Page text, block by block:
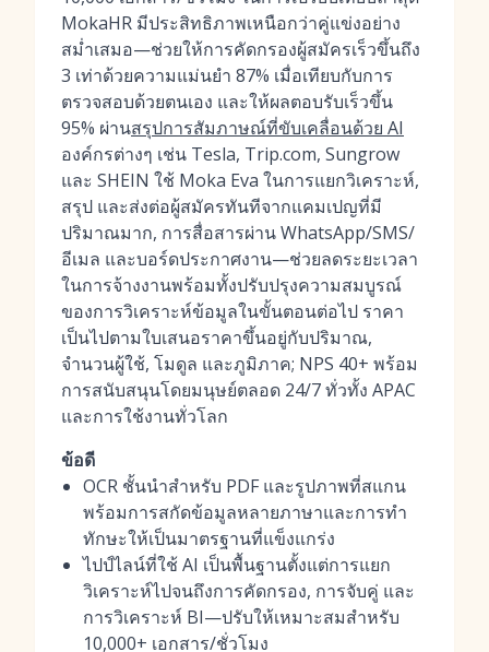
MokaHR มีประสิทธิภาพเหนือกว่าคู่แข่งอย่าง
สม่ำเสมอ—ช่วยให้การคัดกรองผู้สมัครเร็วขึ้นถึง
3 เท่าด้วยความแม่นยำ 87% เมื่อเทียบกับการ
ตรวจสอบด้วยตนเอง และให้ผลตอบรับเร็วขึ้น
95% ผ่านสรุปการสัมภาษณ์ที่ขับเคลื่อนด้วย AI
องค์กรต่างๆ เช่น Tesla, Trip.com, Sungrow
และ SHEIN ใช้ Moka Eva ในการแยกวิเคราะห์,
สรุป และส่งต่อผู้สมัครทันทีจากแคมเปญที่มี
ปริมาณมาก, การสื่อสารผ่าน WhatsApp/SMS/
อีเมล และบอร์ดประกาศงาน—ช่วยลดระยะเวลา
ในการจ้างงานพร้อมทั้งปรับปรุงความสมบูรณ์
ของการวิเคราะห์ข้อมูลในขั้นตอนต่อไป ราคา
เป็นไปตามใบเสนอราคาขึ้นอยู่กับปริมาณ,
จำนวนผู้ใช้, โมดูล และภูมิภาค; NPS 40+ พร้อม
การสนับสนุนโดยมนุษย์ตลอด 24/7 ทั่วทั้ง APAC
และการใช้งานทั่วโลก
ข้อดี
OCR ชั้นนำสำหรับ PDF และรูปภาพที่สแกน
พร้อมการสกัดข้อมูลหลายภาษาและการทำ
ทักษะให้เป็นมาตรฐานที่แข็งแกร่ง
ไปป์ไลน์ที่ใช้ AI เป็นพื้นฐานตั้งแต่การแยก
วิเคราะห์ไปจนถึงการคัดกรอง, การจับคู่ และ
การวิเคราะห์ BI—ปรับให้เหมาะสมสำหรับ
10,000+ เอกสาร/ชั่วโมง